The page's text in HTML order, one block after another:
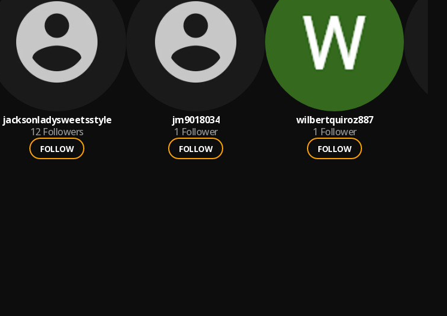
jacksonladysweetsstyle
12 Followers
FOLLOW
jm9018034
1 Follower
FOLLOW
wilbertquiroz887
1 Follower
FOLLOW